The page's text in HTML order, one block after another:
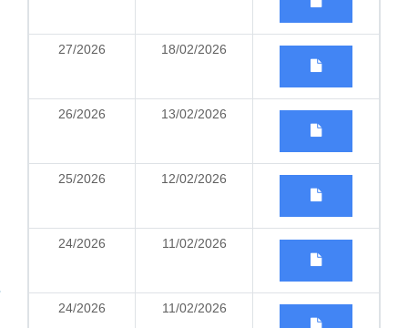
27/2026 18/02/2026
26/2026 13/02/2026
25/2026 12/02/2026
24/2026 11/02/2026
24/2026 11/02/2026